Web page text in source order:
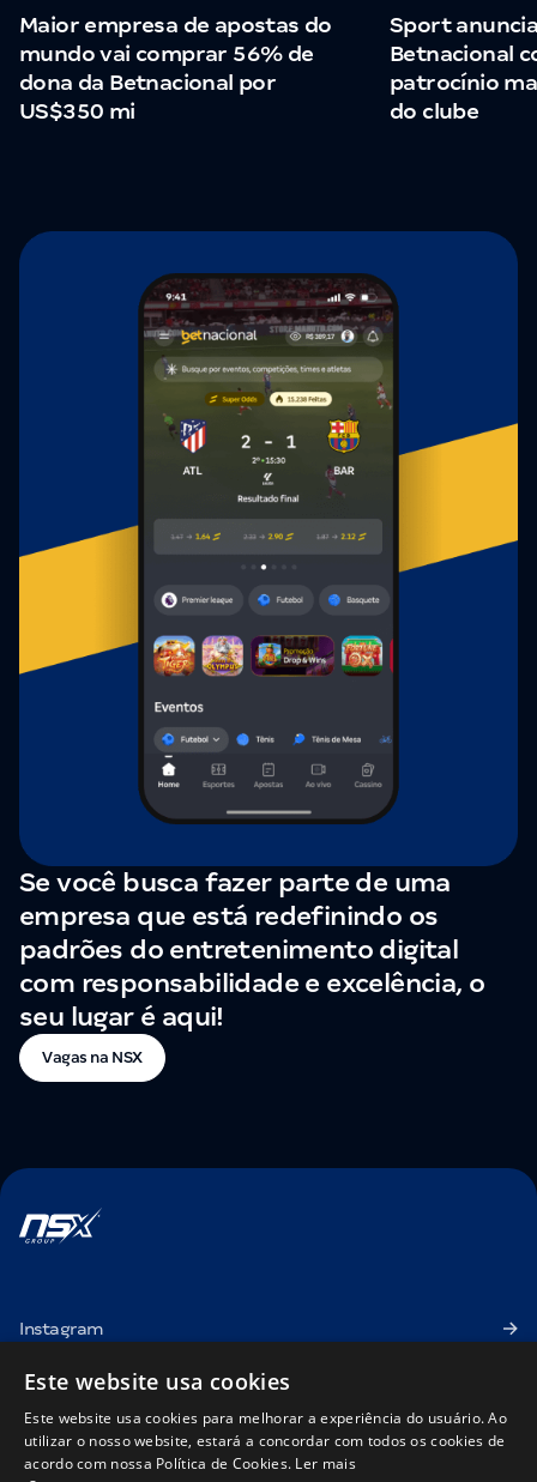
Maior empresa de apostas do
mundo vai comprar 56% de
dona da Betnacional por
US$350 mi
Sport
Betnacional
patrocínio
do clube
Se você busca fazer parte de uma
empresa que está redefinindo os
padrões do entretenimento digital
com responsabilidade e excelência, o
seu lugar é aqui!
Vagas na NSX
Instagram
betnacional.bet.br
Relatório de Transparência Salarial
Este website usa cookies
Este website usa cookies para melhorar a experiência do usuário. Ao
utilizar o nosso website, estará a concordar com todos os cookies de
acordo com nossa Política de Cookies. Ler mais